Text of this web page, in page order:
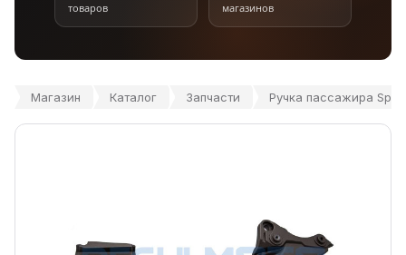
товаров магазинов
Магазин Каталог Запчасти Ручка пассажира